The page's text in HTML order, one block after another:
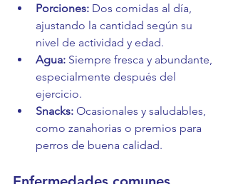
Porciones: Dos comidas al día,
ajustando la cantidad según su
nivel de actividad y edad.
Agua: Siempre fresca y abundante,
especialmente después del
ejercicio.
Snacks: Ocasionales y saludables,
como zanahorias o premios para
perros de buena calidad.